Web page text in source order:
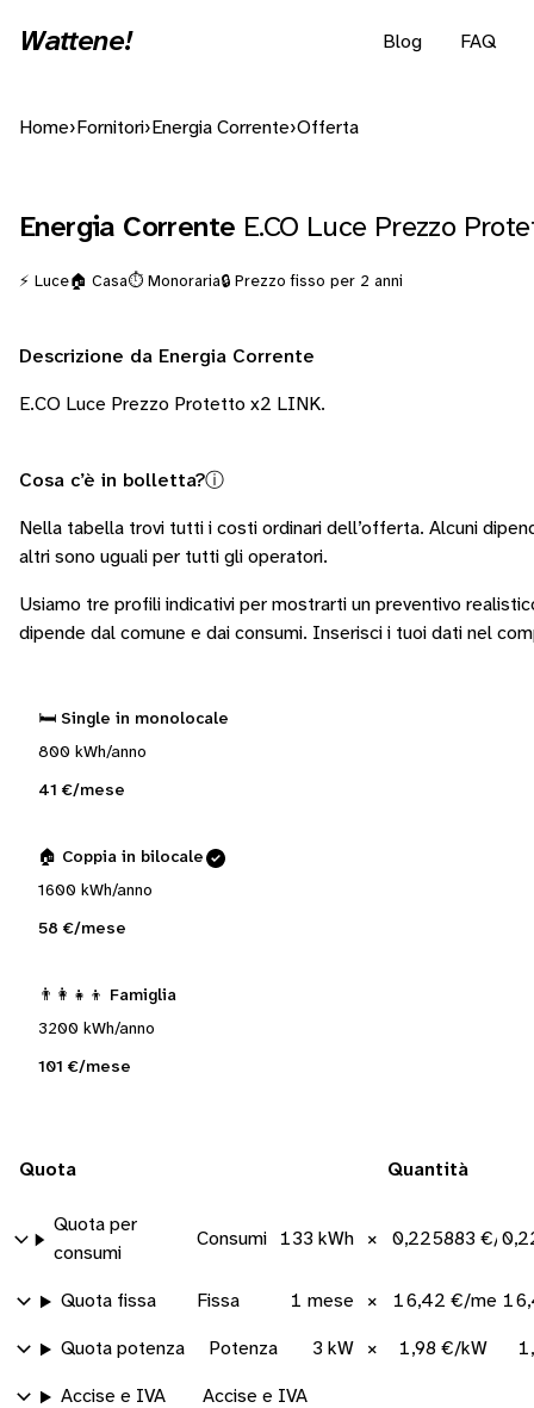
Wattene! Blog FAQ
Home› Fornitori› Energia Corrente›Offerta
Energia Corrente E.CO Luce Prezzo
⚡ Luce🏠 Casa⏱️ Monoraria🔒 Prezzo fisso per 2 anni
Descrizione da Energia Corrente
E.CO Luce Prezzo Protetto x2 LINK.
Cosa c’è in bolletta?ⓘ
Nella tabella trovi tutti i costi ordinari dell’offerta. Alcuni
altri sono uguali per tutti gli operatori.
Usiamo tre profili indicativi per mostrarti un preventivo
dipende dal comune e dai consumi. Inserisci i tuoi dati nel
🛏️ Single in monolocale
800 kWh/anno
41 €/mese
🏠 Coppia in bilocale
1600 kWh/anno
58 €/mese
👨‍👩‍👧‍👦 Famiglia
3200 kWh/anno
101 €/mese
Quota Quantità
Quota per
consumi
Consumi 133 kWh × 0,225883 €/
Quota fissa Fissa 1 mese × 16,42 €/mese
Quota potenza Potenza 3 kW × 1,98 €/kW
Accise e IVA Accise e IVA